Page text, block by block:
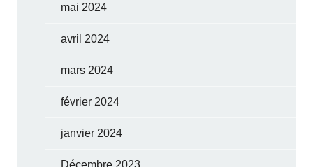
mai 2024
avril 2024
mars 2024
février 2024
janvier 2024
Décembre 2023